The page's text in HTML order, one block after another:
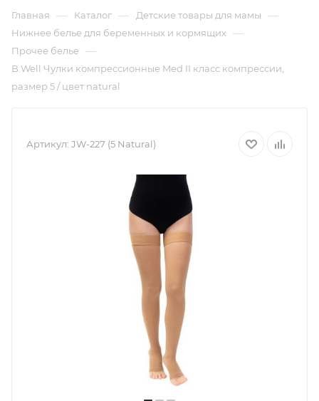
Главная — Каталог — Детские товары для мамы —
Нижнее белье для беременных и кормящих —
Прочее белье —
B.Well Чулки компрессионные Med II класс компрессии,
размер 5 / цвет natural
Артикул: JW-227 (5 Natural)